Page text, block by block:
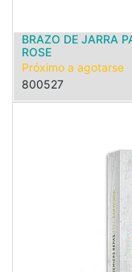
BRAZO DE JARRA
ROSE
Próximo a agotarse
800527